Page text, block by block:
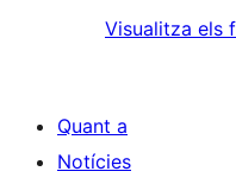
Visualitza els
Quant a
Notícies